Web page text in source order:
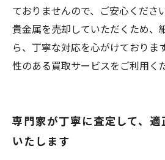
ておりませんので、ご安心くださ
貴金属を売却していただくため、
ら、丁寧な対応を心がけておりま
性のある買取サービスをご利用く
専門家が丁寧に査定して、
いたします